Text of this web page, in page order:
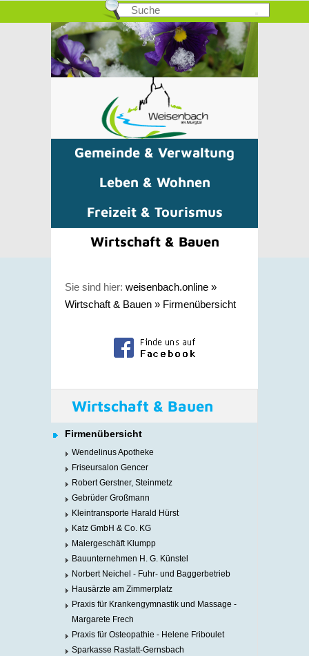
Gemeinde & Verwaltung
Leben & Wohnen
Freizeit & Tourismus
Wirtschaft & Bauen
Sie sind hier: weisenbach.online »
Wirtschaft & Bauen » Firmenübersicht
Wirtschaft & Bauen
Firmenübersicht
Wendelinus Apotheke
Friseursalon Gencer
Robert Gerstner, Steinmetz
Gebrüder Großmann
Kleintransporte Harald Hürst
Katz GmbH & Co. KG
Malergeschäft Klumpp
Bauunternehmen H. G. Künstel
Norbert Neichel - Fuhr- und Baggerbetrieb
Hausärzte am Zimmerplatz
Praxis für Krankengymnastik und Massage -
Margarete Frech
Praxis für Osteopathie - Helene Friboulet
Sparkasse Rastatt-Gernsbach